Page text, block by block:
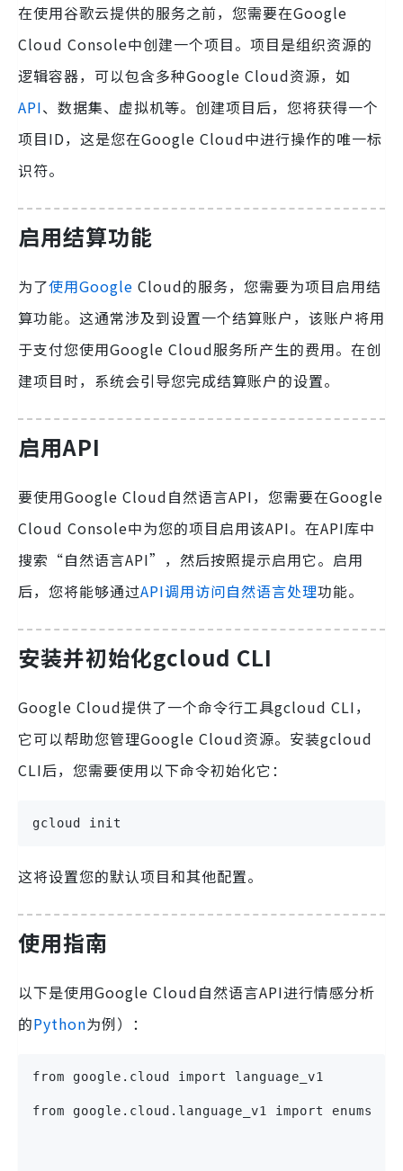
在使用谷歌云提供的服务之前，您需要在Google
Cloud Console中创建一个项目。项目是组织资源的
逻辑容器，可以包含多种Google Cloud资源，如
API、数据集、虚拟机等。创建项目后，您将获得一个
项目ID，这是您在Google Cloud中进行操作的唯一标
识符。
启用结算功能
为了使用Google Cloud的服务，您需要为项目启用结
算功能。这通常涉及到设置一个结算账户，该账户将用
于支付您使用Google Cloud服务所产生的费用。在创
建项目时，系统会引导您完成结算账户的设置。
启用API
要使用Google Cloud自然语言API，您需要在Google
Cloud Console中为您的项目启用该API。在API库中
搜索“自然语言API”，然后按照提示启用它。启用
后，您将能够通过API调用访问自然语言处理功能。
安装并初始化gcloud CLI
Google Cloud提供了一个命令行工具gcloud CLI，
它可以帮助您管理Google Cloud资源。安装gcloud
CLI后，您需要使用以下命令初始化它：
gcloud init
这将设置您的默认项目和其他配置。
使用指南
以下是使用Google Cloud自然语言API进行情感分析
的Python为例）：
from google.cloud import language_v1
from google.cloud.language_v1 import enums